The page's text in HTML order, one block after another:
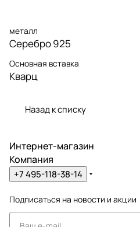
металл
Серебро 925
Основная вставка
Кварц
Назад к списку
Интернет-магазин
Компания
+7 495-118-38-14
Подписаться на новости и акции